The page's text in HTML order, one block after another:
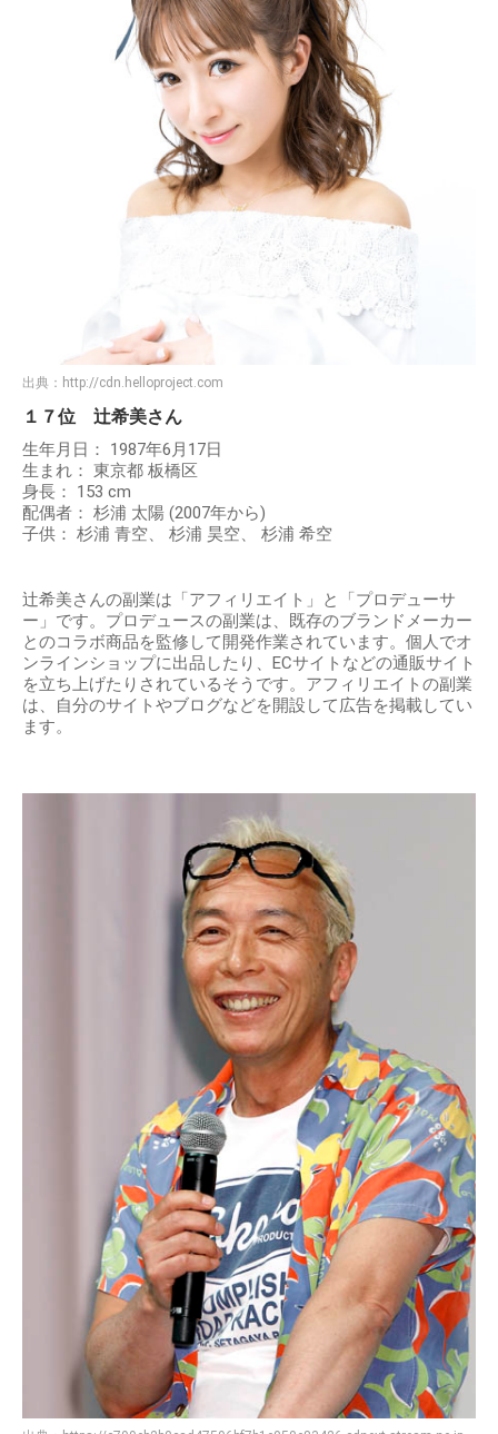
出典： http://cdn.helloproject.com
１７位 辻希美さん
生年月日： 1987年6月17日
生まれ： 東京都 板橋区
身長： 153 cm
配偶者： 杉浦 太陽 (2007年から)
子供： 杉浦 青空、 杉浦 昊空、 杉浦 希空
辻希美さんの副業は「アフィリエイト」と「プロデューサ
ー」です。プロデュースの副業は、既存のブランドメーカー
とのコラボ商品を監修して開発作業されています。個人でオ
ンラインショップに出品したり、ECサイトなどの通販サイト
を立ち上げたりされているそうです。アフィリエイトの副業
は、自分のサイトやブログなどを開設して広告を掲載してい
ます。